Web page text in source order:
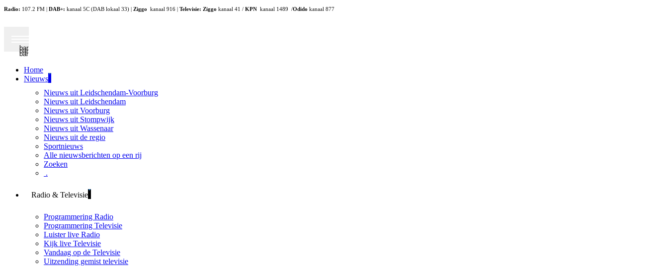
Radio: 107.2 FM | DAB+: kanaal 5C (DAB lokaal 33) | Ziggo kanaal 916 | Televisie: Ziggo kanaal 41 / KPN kanaal 1489 /Odido kanaal 877
bar
bar
bar
Home
Nieuws
Nieuws uit Leidschendam-Voorburg
Nieuws uit Leidschendam
Nieuws uit Voorburg
Nieuws uit Stompwijk
Nieuws uit Wassenaar
Nieuws uit de regio
Sportnieuws
Alle nieuwsberichten op een rij
Zoeken
.
Radio & Televisie
Programmering Radio
Programmering Televisie
Luister live Radio
Kijk live Televisie
Vandaag op de Televisie
Uitzending gemist televisie